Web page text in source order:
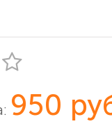
950